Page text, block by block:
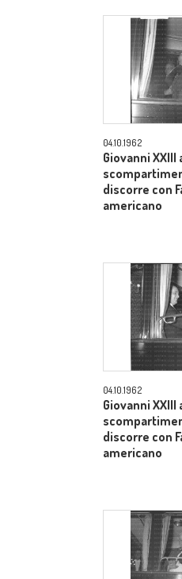
04.10.1962
Giovanni
discorre con
americano
04.10.1962
Giovanni
discorre con
americano